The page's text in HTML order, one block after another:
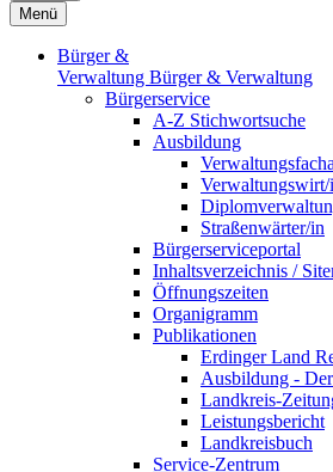
Menü
Bürger &
Verwaltung Bürger & Verwaltung
Bürgerservice
A-Z Stichwortsuche
Ausbildung
Verwaltungswirt/
Straßenwärter/in
Bürgerserviceportal
Inhaltsverzeichnis /
Öffnungszeiten
Organigramm
Publikationen
Erdinger Land
Ausbildung -
Landkreis-
Leistungsbericht
Landkreisbuch
Service-Zentrum